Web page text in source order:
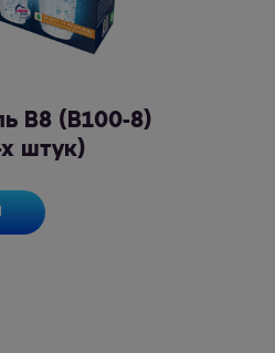
В8 (В100-8)
штук)